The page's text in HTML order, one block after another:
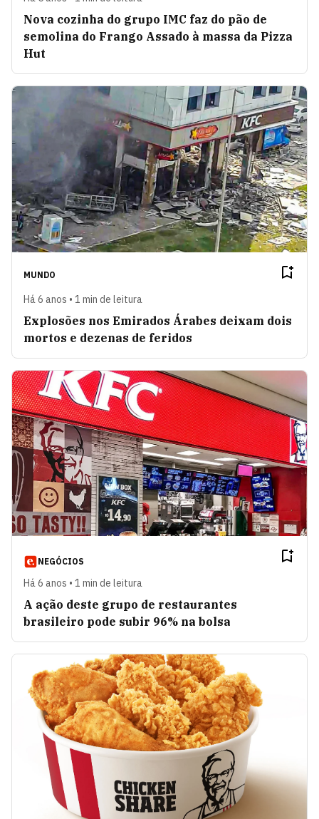
Nova cozinha do grupo IMC faz do pão de
semolina do Frango Assado à massa da Pizza
Hut
MUNDO
Há 6 anos • 1 min de leitura
Explosões nos Emirados Árabes deixam dois
mortos e dezenas de feridos
NEGÓCIOS
Há 6 anos • 1 min de leitura
A ação deste grupo de restaurantes
brasileiro pode subir 96% na bolsa